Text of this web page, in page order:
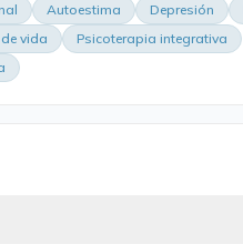
Autoestima Depresión
vida
Psicoterapia integrativa